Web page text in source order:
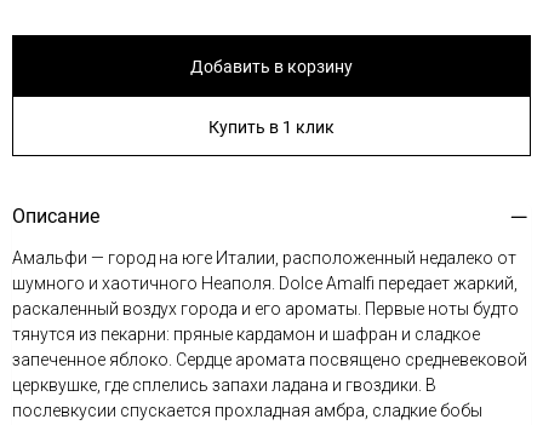
Добавить в корзину
Купить в 1 клик
Описание
Амальфи — город на юге Италии, расположенный недалеко от
шумного и хаотичного Неаполя. Dolce Amalfi передает жаркий,
раскаленный воздух города и его ароматы. Первые ноты будто
тянутся из пекарни: пряные кардамон и шафран и сладкое
запеченное яблоко. Сердце аромата посвящено средневековой
церквушке, где сплелись запахи ладана и гвоздики. В
послевкусии спускается прохладная амбра, сладкие бобы